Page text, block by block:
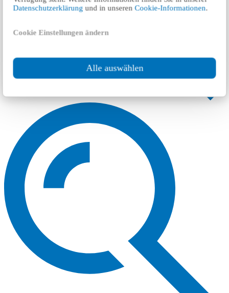
Datenschutzerklärung und in unserenCookie-Informationen.
Cookie Einstellungen ändern
Alle auswählen